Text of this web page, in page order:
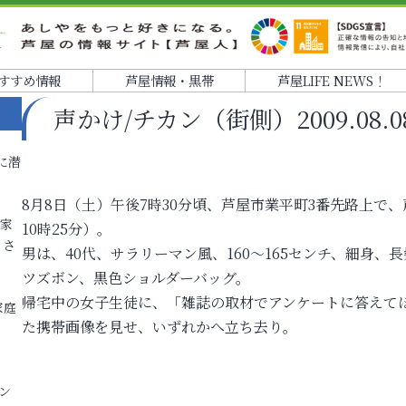
すめ情報 芦屋情報・黒帯 芦屋LIFE NEWS！
声かけ/チカン（街側）
8月8日（土）午後7時30分頃、芦屋市業平町3番先路上で
10時25分）。
男は、40代、サラリーマン風、160～165センチ、細身、
ツズボン、黒色ショルダーバッグ。
帰宅中の女子生徒に、「雑誌の取材でアンケートに答え
た携帯画像を見せ、いずれかへ立ち去り。
潜